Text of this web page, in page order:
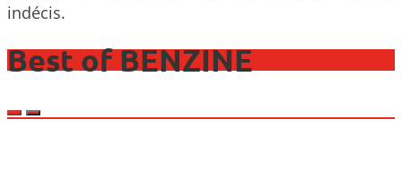
indécis.
Best of BENZINE